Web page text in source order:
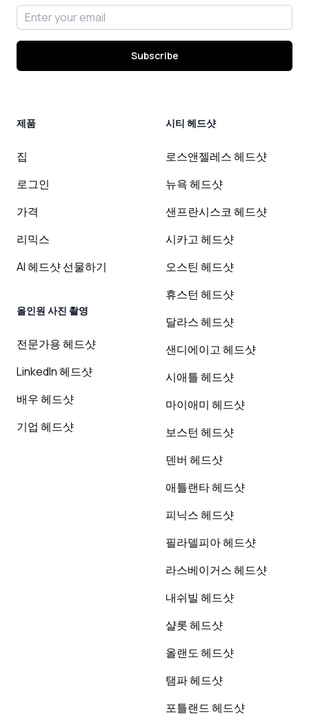
Email address
Subscribe
제품
집
로그인
가격
리믹스
AI 헤드샷 선물하기
올인원 사진 촬영
전문가용 헤드샷
LinkedIn 헤드샷
배우 헤드샷
기업 헤드샷
시티 헤드샷
로스앤젤레스 헤드샷
뉴욕 헤드샷
샌프란시스코 헤드샷
시카고 헤드샷
오스틴 헤드샷
휴스턴 헤드샷
달라스 헤드샷
샌디에이고 헤드샷
시애틀 헤드샷
마이애미 헤드샷
보스턴 헤드샷
덴버 헤드샷
애틀랜타 헤드샷
피닉스 헤드샷
필라델피아 헤드샷
라스베이거스 헤드샷
내쉬빌 헤드샷
샬롯 헤드샷
올랜도 헤드샷
탬파 헤드샷
포틀랜드 헤드샷